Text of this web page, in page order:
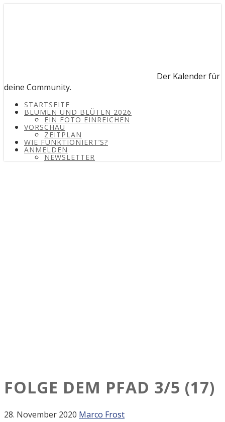
Der Kalender für
deine Community.
STARTSEITE
BLUMEN UND BLÜTEN 2026
EIN FOTO EINREICHEN
VORSCHAU
ZEITPLAN
WIE FUNKTIONIERT’S?
ANMELDEN
NEWSLETTER
FOLGE DEM PFAD 3/5 (17)
28. November 2020 Marco Frost